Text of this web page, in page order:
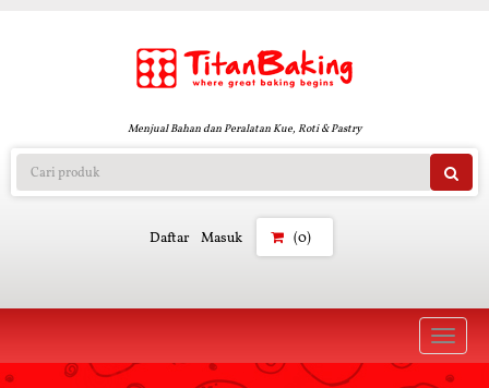
Menjual Bahan dan Peralatan Kue, Roti & Pastry
Daftar Masuk (0)
Toggle